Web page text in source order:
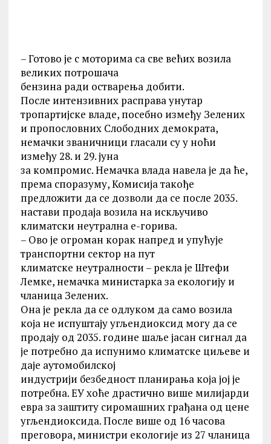
– Готово је с моторима са све већих возила
великих потрошача
бензина ради остварења добити.
После интензивних расправа унутар
тропартијске владе, посебно између Зелених
и пропословних Слободних демократа,
немачки званичници гласали су у ноћи
између 28. и 29. јуна
за компромис. Немачка влада навела је да ће,
према споразуму, Комисија такође
предложити да се дозволи да се после 2035.
настави продаја возила на искључиво
климатски неутрална е-горива.
– Ово је огроман корак напред и упућује
транспортни сектор на пут
климатске неутралности – рекла је Штефи
Лемке, немачка министарка за екологију и
чланица Зелених.
Она је рекла да се одлуком да само возила
која не испуштају угљендиоксид могу да се
продају од 2035. године шаље јасан сигнал да
је потребно да испунимо климатске циљеве и
даје аутомобилској
индустрији безбедност планирања која јој је
потребна. ЕУ хоће драстично више милијарди
евра за заштиту сиромашних грађана од цене
угљендиоксида. После више од 16 часова
преговора, министри екологије из 27 чланица